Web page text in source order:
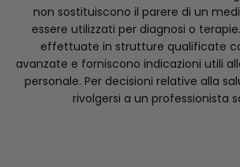
non sostituiscono il parere di un
essere utilizzati per diagnosi o
effettuate in strutture qualificate
avanzate e forniscono indicazioni utili
personale. Per decisioni relative alla
rivolgersi a un professionista